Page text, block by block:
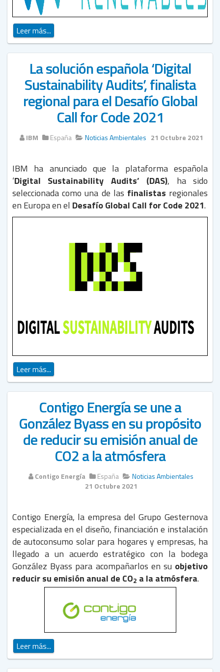
Leer más...
La solución española ‘Digital
Sustainability Audits’, finalista
regional para el Desafío Global
Call for Code 2021
IBM España Noticias Ambientales 21 Octubre 2021
IBM ha anunciado que la plataforma española
‘Digital Sustainability Audits’ (DAS), ha sido
seleccionada como una de las finalistas regionales
en Europa en el Desafío Global Call for Code 2021.
Leer más...
Contigo Energía se une a
González Byass en su propósito
de reducir su emisión anual de
CO2 a la atmósfera
Contigo Energía España
Noticias Ambientales
21 Octubre 2021
Contigo Energía, la empresa del Grupo Gesternova
especializada en el diseño, financiación e instalación
de autoconsumo solar para hogares y empresas, ha
llegado a un acuerdo estratégico con la bodega
González Byass para acompañarlos en su objetivo
reducir su emisión anual de CO2 a la atmósfera.
Leer más...